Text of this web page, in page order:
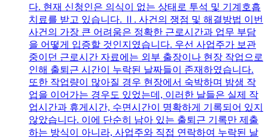
다. 현재 신청인은 의식이 없는 상태로 투석 및 기계호흡
치료를 받고 있습니다. Ⅱ. 사건의 쟁점 및 해결방법 이번
사건의 가장 큰 어려움은 정확한 근로시간과 업무 부담
을 어떻게 입증할 것인지였습니다. 우선 사업주가 보관
중이던 근로시간 자료에는 외부 출장이나 현장 작업으로
인해 출퇴근 시간이 누락된 날짜들이 존재하였습니다.
또한 작업량이 많아질 경우 현장에서 숙박하며 밤샘 작
업을 이어가는 경우도 있었는데, 이러한 날들은 실제 작
업시간과 휴게시간, 수면시간이 명확하게 기록되어 있지
않았습니다. 이에 단순히 남아 있는 출퇴근 기록만 제출
하는 방식이 아니라, 사업주와 직접 연락하여 누락된 날